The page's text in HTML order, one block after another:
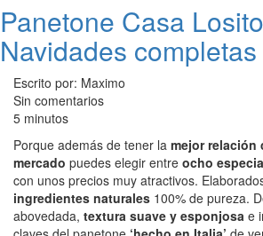
Panetone Casa
Navidades completas
Escrito por: Maximo
Sin comentarios
5 minutos
Porque además de tener la mejor relación
mercado puedes elegir entre ocho
con unos precios muy atractivos.
ingredientes naturales 100% de pureza.
abovedada, textura suave y esponjosa e